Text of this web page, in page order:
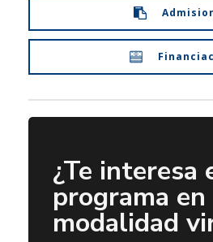
¿Te interesa
programa en
modalidad